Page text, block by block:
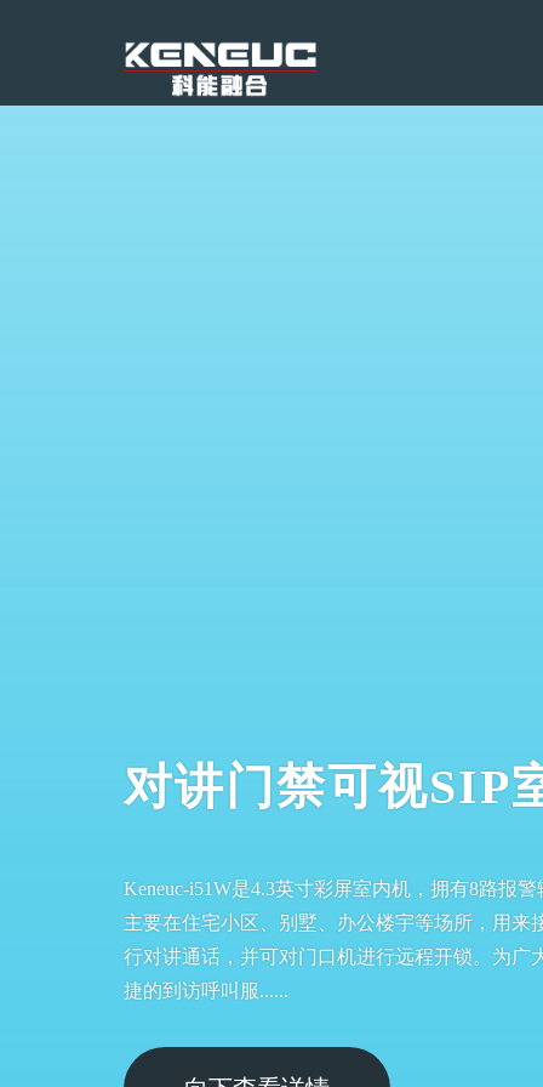
对讲门禁可视SIP
Keneuc-i51W是4.3英寸彩屏室内机，拥有8路报
主要在住宅小区、别墅、办公楼宇等场所，用来
行对讲通话，并可对门口机进行远程开锁。为广
捷的到访呼叫服......
申请演示